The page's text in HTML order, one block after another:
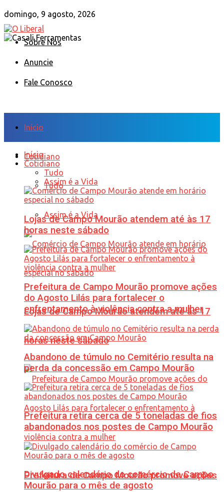
domingo, 9 agosto, 2026
Sobre Nós
Anuncie
Fale Conosco
Início
Cotidiano
Tudo
Assim é a Vida
Lojas de Campo Mourão atendem até às 17
horas neste sábado
Prefeitura de Campo Mourão promove ações
Início
Cotidiano
Tudo
Assim é a Vida
Lojas de Campo Mourão atendem até às 17
horas neste sábado
Prefeitura de Campo Mourão promove ações
do Agosto Lilás para fortalecer o
enfrentamento à violência contra a mulher
Abandono de túmulo no Cemitério resulta na
perda da concessão em Campo Mourão
Prefeitura retira cerca de 5 toneladas de fios
abandonados nos postes de Campo Mourão
Divulgado calendário do comércio de Campo
Mourão para o mês de agosto